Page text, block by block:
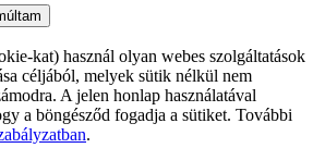
kat) használ olyan webes szolgáltatások
céljából, melyek sütik nélkül nem
A jelen honlap használatával
a böngésződ fogadja a sütiket. További
.